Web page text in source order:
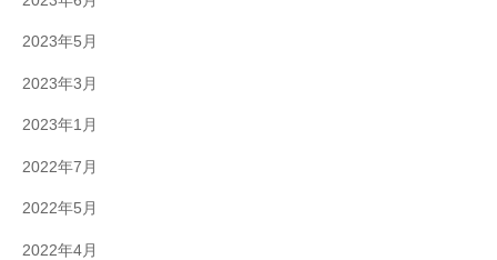
2023年5月
2023年3月
2023年1月
2022年7月
2022年5月
2022年4月